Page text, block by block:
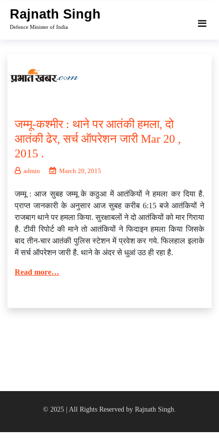
content
Rajnath Singh
Defence Minister of India
जम्मू-कश्‍मीर : थाने पर आतंकी हमला, दो
आतंकी ढेर, सर्च ऑपरेशन जारी Mar 20 ,
2015 .
admin March 20, 2015
जम्मू : आज सुबह जम्मू के कठुआ में आतंकियों ने हमला कर दिया है.
प्राप्त जानकारी के अनुसार आज सुबह करीब 6:15 बजे आतंकियों ने
राजबाग थाने पर हमला किया. सुरक्षाबलों ने दो आतंकियों को मार गिराया
है. टीवी रिपोर्ट की माने तो आतंकियों ने फिदाइन हमला किया जिसके
बाद तीन-चार आतंकी पुलिस स्टेशन में प्रवेश कर गये. फिलहाल इलाके
में सर्च ऑपरेशन जारी है. थाने के अंदर से धुआं उठ ही रहा है.
Read more…
© 2025 | All Rights Reserved by Rajnath Singh.